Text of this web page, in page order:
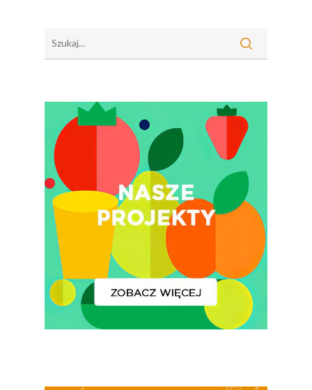
Ekologicznej
Świetnie Wpływa
Warzywa I Owoce
Super Moce
Good Move
Związek Zawodowy
Rolników Ojczyzna
Wydarzenia
Badania